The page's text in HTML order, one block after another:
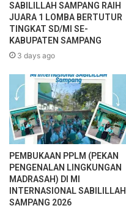
SABILILLAH SAMPANG RAIH
JUARA 1 LOMBA BERTUTUR
TINGKAT SD/MI SE-
KABUPATEN SAMPANG
3 days ago
PEMBUKAAN PPLM (PEKAN
PENGENALAN LINGKUNGAN
MADRASAH) DI MI
INTERNASIONAL SABILILLAH
SAMPANG 2026